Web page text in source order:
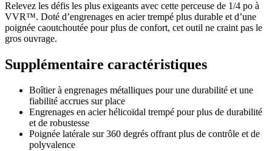
Relevez les défis les plus exigeants avec cette perceuse de 1/4 po à
VVR™. Doté d’engrenages en acier trempé plus durable et d’une
poignée caoutchoutée pour plus de confort, cet outil ne craint pas le
gros ouvrage.
Supplémentaire caractéristiques
Boîtier à engrenages métalliques pour une durabilité et une
fiabilité accrues sur place
Engrenages en acier hélicoïdal trempé pour plus de durabilité
et de robustesse
Poignée latérale sur 360 degrés offrant plus de contrôle et de
polyvalence